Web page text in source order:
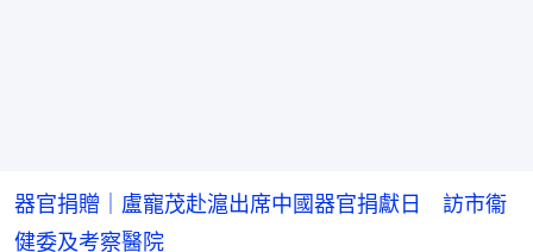
器官捐贈｜盧寵茂赴滬出席中國器官捐獻日 訪市衞
健委及考察醫院